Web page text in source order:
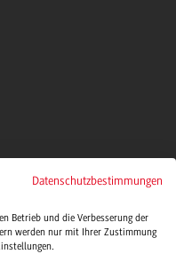
Datenschutzbestimmungen
Betrieb und die Verbesserung der
werden nur mit Ihrer Zustimmung